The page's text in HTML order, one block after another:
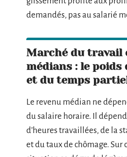
demandés, pas au salarié
Marché du travail
médians : le poids
et du temps
Le revenu médian ne
du salaire horaire. Il
d’heures travaillées, de la
et du taux de chômage. Sur